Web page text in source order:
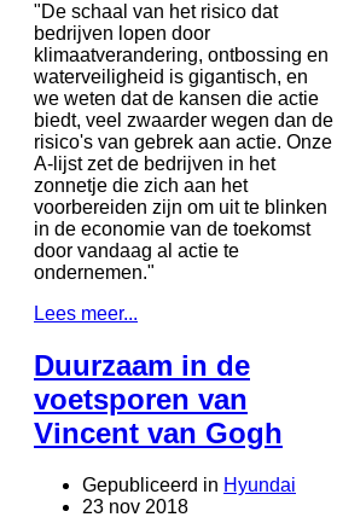
"De schaal van het risico dat
bedrijven lopen door
klimaatverandering, ontbossing en
waterveiligheid is gigantisch, en
we weten dat de kansen die actie
biedt, veel zwaarder wegen dan de
risico's van gebrek aan actie. Onze
A-lijst zet de bedrijven in het
zonnetje die zich aan het
voorbereiden zijn om uit te blinken
in de economie van de toekomst
door vandaag al actie te
ondernemen."
Lees meer...
Duurzaam in de
voetsporen van
Vincent van Gogh
Gepubliceerd in Hyundai
23 nov 2018